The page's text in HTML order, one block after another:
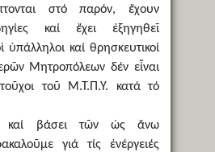
στό παρόν, ἔχουν
καί ἔχει ἐξηγηθεῖ
ὑπάλληλοι καί θρησκευτικοί
Μητροπόλεων δέν εἶναι
τοῦ Μ.Τ.Π.Υ. κατά τό
καί βάσει τῶν ὡς ἄνω
γιά τίς ἐνέργειές